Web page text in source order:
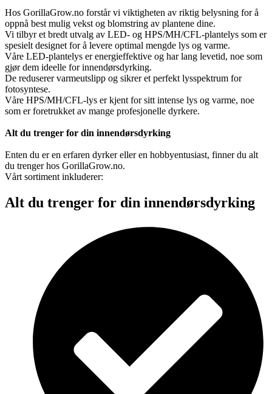
Hos GorillaGrow.no forstår vi viktigheten av riktig belysning for å
oppnå best mulig vekst og blomstring av plantene dine.
Vi tilbyr et bredt utvalg av LED- og HPS/MH/CFL-plantelys som er
spesielt designet for å levere optimal mengde lys og varme.
Våre LED-plantelys er energieffektive og har lang levetid, noe som
gjør dem ideelle for innendørsdyrking.
De reduserer varmeutslipp og sikrer et perfekt lysspektrum for
fotosyntese.
Våre HPS/MH/CFL-lys er kjent for sitt intense lys og varme, noe
som er foretrukket av mange profesjonelle dyrkere.
Alt du trenger for din innendørsdyrking
Enten du er en erfaren dyrker eller en hobbyentusiast, finner du alt
du trenger hos GorillaGrow.no.
Vårt sortiment inkluderer:
Alt du trenger for din innendørsdyrking